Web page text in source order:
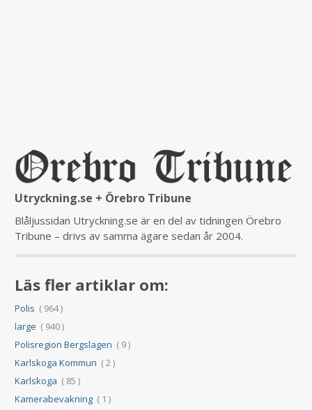
Utryckning.se + Örebro Tribune
Blåljussidan Utryckning.se är en del av tidningen Örebro
Tribune – drivs av samma ägare sedan år 2004.
Läs fler artiklar om:
Polis ( 964 )
large ( 940 )
Polisregion Bergslagen ( 9 )
Karlskoga Kommun ( 2 )
Karlskoga ( 85 )
Kamerabevakning ( 1 )